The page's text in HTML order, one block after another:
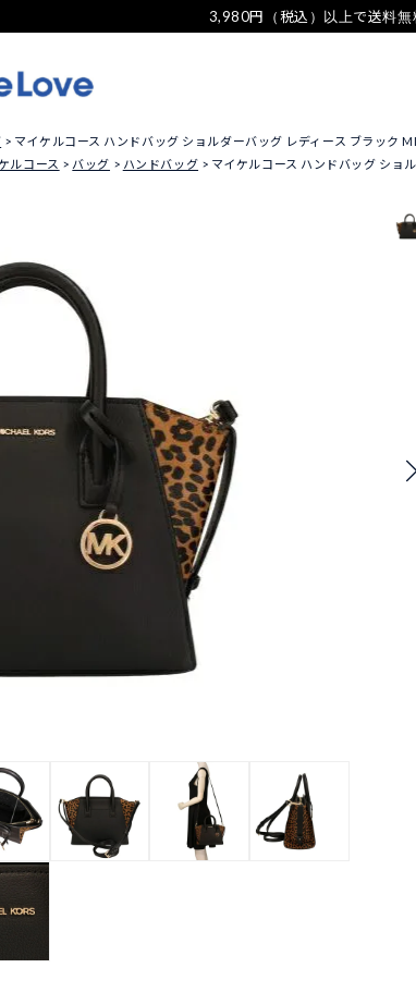
3,980円（税込）以上で送料
マイケルコース ハンドバッグ ショルダーバッグ レディース ブラック
ルコース バッグ ハンドバッグ マイケルコース ハンドバッグ ショ